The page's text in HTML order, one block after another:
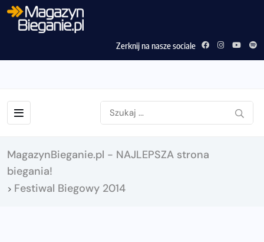
Zerknij na nasze sociale
MagazynBieganie.pl - NAJLEPSZA strona
biegania!
> Festiwal Biegowy 2014